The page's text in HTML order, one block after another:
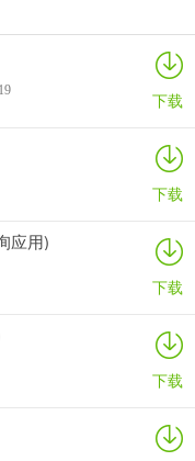
思特云联(视频监控应用)
倒计时DayMarter最新手机版
下载
下载
应用)
下载
下载